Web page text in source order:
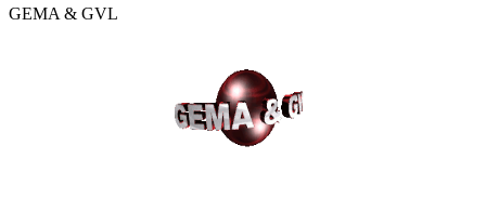
GEMA & GVL